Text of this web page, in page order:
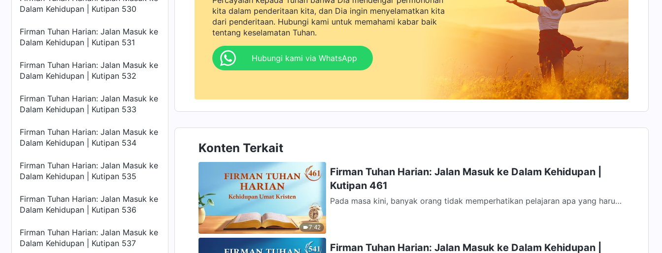
Dalam Kehidupan | Kutipan 530
Firman Tuhan Harian: Jalan Masuk ke
Dalam Kehidupan | Kutipan 531
Firman Tuhan Harian: Jalan Masuk ke
Dalam Kehidupan | Kutipan 532
Firman Tuhan Harian: Jalan Masuk ke
Dalam Kehidupan | Kutipan 533
Firman Tuhan Harian: Jalan Masuk ke
Dalam Kehidupan | Kutipan 534
Firman Tuhan Harian: Jalan Masuk ke
Dalam Kehidupan | Kutipan 535
Firman Tuhan Harian: Jalan Masuk ke
Dalam Kehidupan | Kutipan 536
Firman Tuhan Harian: Jalan Masuk ke
Dalam Kehidupan | Kutipan 537
kita dalam penderitaan kita, dan Dia ingin menyelamatkan kita
dari penderitaan. Hubungi kami untuk memahami kabar baik
tentang keselamatan Tuhan.
Hubungi kami via WhatsApp
Konten Terkait
7:42
Firman Tuhan Harian: Jalan Masuk ke Dalam Kehidupan |
Kutipan 461
Pada masa kini, banyak orang tidak memperhatikan pelajaran apa yang harus
Firman Tuhan Harian: Jalan Masuk ke Dalam Kehidupan |